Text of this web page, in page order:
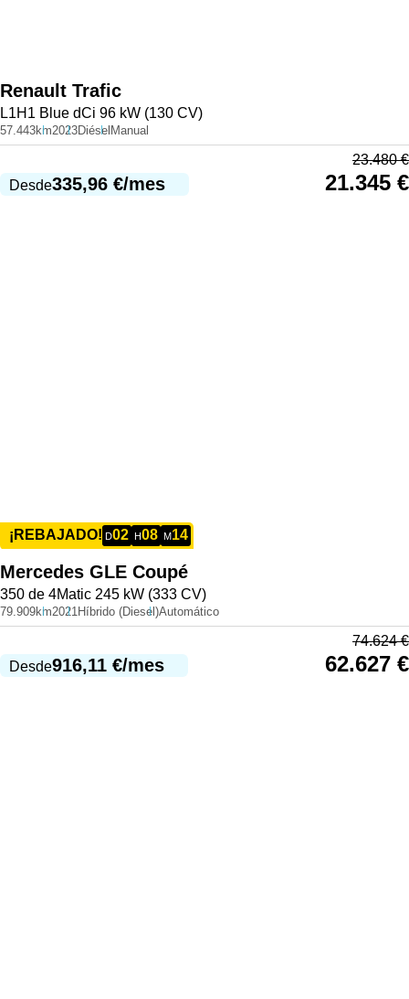
Renault Trafic
L1H1 Blue dCi 96 kW (130 CV)
57.443km2023Diésel Manual
Desde335,96 €/mes
23.480€
21.345 €
¡REBAJADO! D02 H08 M14
Mercedes GLE Coupé
350 de 4Matic 245 kW (333 CV)
79.909km2021 Híbrido (Diesel)Automático
Desde916,11 €/mes
74.624€
62.627 €